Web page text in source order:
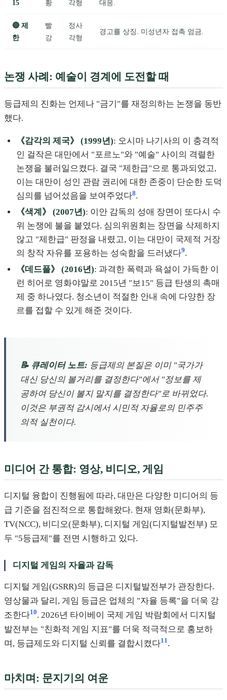
15 황 각형 대응.
🔴 제
한
빨
강
정사
각형
경고를 상징. 미성년자 접촉 엄금.
논쟁 사례: 예술이 경계에 도전할 때
등급제의 진화는 언제나 "금기"를 재정의하는 논쟁을 동반
했다.
《감각의 제국》 (1999년): 오시마 나기사의 이 충격적
인 걸작은 대만에서 "포르노"와 "예술" 사이의 격렬한
논쟁을 불러일으켰다. 결국 "제한급"으로 통과되었고,
이는 대만이 성인 관람 권리에 대한 존중이 단순한 도덕
심의를 넘어섰음을 보여주었다8.
《색계》 (2007년): 이안 감독의 성애 장면이 또다시 수
위 논쟁에 불을 붙였다. 심의위원회는 장면을 삭제하지
않고 "제한급" 판정을 내렸고, 이는 대만이 국제적 거장
의 창작 자유를 포용하는 성숙함을 드러냈다9.
《데드풀》 (2016년): 과격한 폭력과 욕설이 가득한 이
런 히어로 영화야말로 2015년 "보15" 등급 탄생의 촉매
제 중 하나였다. 청소년이 적절한 안내 속에 다양한 장
르를 접할 수 있게 해준 것이다.
📝 큐레이터 노트: 등급제의 본질은 이미 "국가가
대신 당신의 볼거리를 결정한다"에서 "정보를 제
공하여 당신이 볼지 말지를 결정한다"로 바뀌었다.
이것은 부권적 감시에서 시민적 자율로의 민주주
의적 실천이다.
미디어 간 통합: 영상, 비디오, 게임
디지털 융합이 진행됨에 따라, 대만은 다양한 미디어의 등
급 기준을 점진적으로 통합해왔다. 현재 영화(문화부),
TV(NCC), 비디오(문화부), 디지털 게임(디지털발전부) 모
두 "5등급제"를 전면 시행하고 있다.
디지털 게임의 자율과 감독
디지털 게임(GSRR)의 등급은 디지털발전부가 관장한다.
영상물과 달리, 게임 등급은 업체의 "자율 등록"을 더욱 강
조한다10. 2026년 타이베이 국제 게임 박람회에서 디지털
발전부는 "친화적 게임 지표"를 더욱 적극적으로 홍보하
며, 등급제도와 디지털 신뢰를 결합시켰다11.
마치며: 문지기의 여운